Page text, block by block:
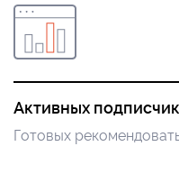
Активных
Готовых